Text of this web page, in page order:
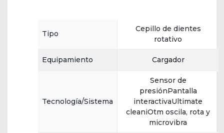
Tipo
Cepillo de dientes
rotativo
Equipamiento Cargador
Tecnología/Sistema
Sensor de
presiónPantalla
interactivaUltimate
cleaniOtm oscila, rota y
microvibra